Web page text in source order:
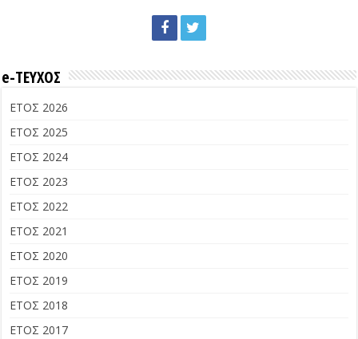
e-ΤΕΥΧΟΣ
ΕΤΟΣ 2026
ΕΤΟΣ 2025
ΕΤΟΣ 2024
ΕΤΟΣ 2023
ΕΤΟΣ 2022
ΕΤΟΣ 2021
ΕΤΟΣ 2020
ΕΤΟΣ 2019
ΕΤΟΣ 2018
ΕΤΟΣ 2017